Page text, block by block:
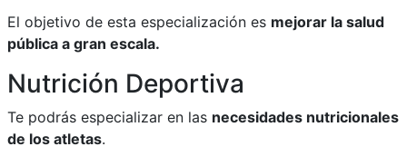
El objetivo de esta especialización es mejorar la salud
pública a gran escala.
Nutrición Deportiva
Te podrás especializar en las necesidades nutricionales
de los atletas.